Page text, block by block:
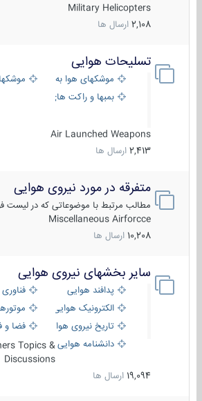
Military Helicopters
2,108 ارسال ها
تسلیحات هوایی
موشکهای هوا به هوا
بمبها و راکت های هوایی
Air Launched Weapons
2,413 ارسال ها
متفرقه در مورد نیروی هوایی
مطالب مرتبط با موضوعاتی که در لیست
Miscellaneous Airforcce
10,208 ارسال ها
سایر بخشهای نیروی هوایی
پدافند هوایی
فناوری
الکترونیک هوایی
تاریخ نیروی هوایی
فضا و
دانشنامه هواییTopics &
Discussions
19,094 ارسال ها